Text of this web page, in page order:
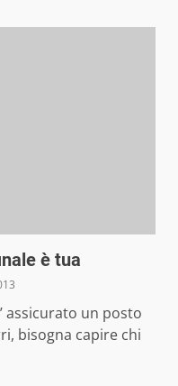
è tua
assicurato un posto
bisogna capire chi